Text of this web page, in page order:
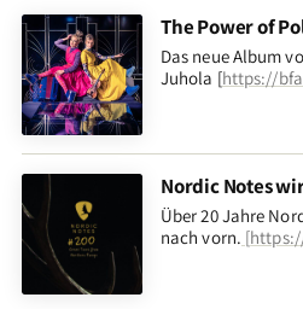
The Power of
Das neue Album
Juhola [https://
Nordic Notes
Über 20 Jahre
nach vorn. [